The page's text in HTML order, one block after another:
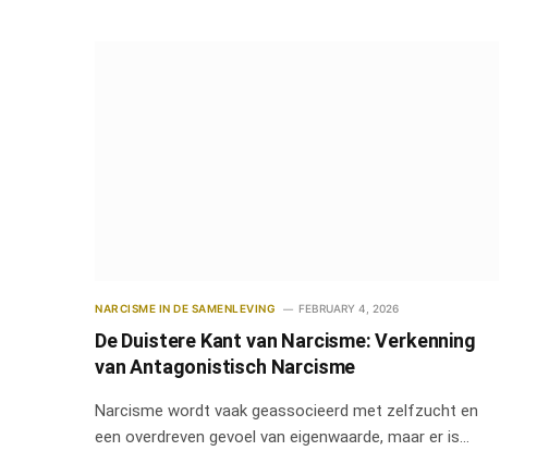
NARCISME IN DE SAMENLEVING FEBRUARY 4, 2026
De Duistere Kant van Narcisme: Verkenning
van Antagonistisch Narcisme
Narcisme wordt vaak geassocieerd met zelfzucht en
een overdreven gevoel van eigenwaarde, maar er is…